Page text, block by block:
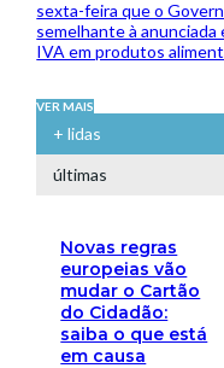
sexta-feira que o
semelhante à anunciada
IVA em produtos
VER MAIS
+ lidas
últimas
Novas regras
europeias vão
mudar o Cartão
do Cidadão:
saiba o que está
em causa